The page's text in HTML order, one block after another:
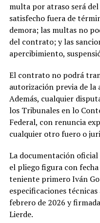
multa por atraso será
satisfecho fuera de
demora; las multas no
del contrato; y las
apercibimiento,
El contrato no podrá
autorización previa de
Además, cualquier
los Tribunales en lo
Federal, con renuncia
cualquier otro fuero o
La documentación oficial
el pliego figura con
teniente primero Iván
especificaciones
febrero de 2026 y
Lierde.